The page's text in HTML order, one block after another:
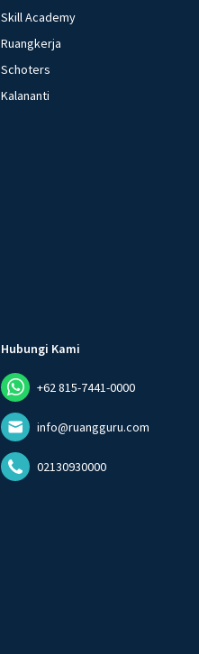
Skill Academy
Ruangkerja
Schoters
Kalananti
Hubungi Kami
+62 815-7441-0000
info@ruangguru.com
02130930000